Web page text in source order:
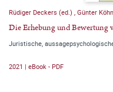
Rüdiger Deckers (ed.) , Günter
Die Erhebung und Bewertung
Juristische,
2021 | eBook - PDF